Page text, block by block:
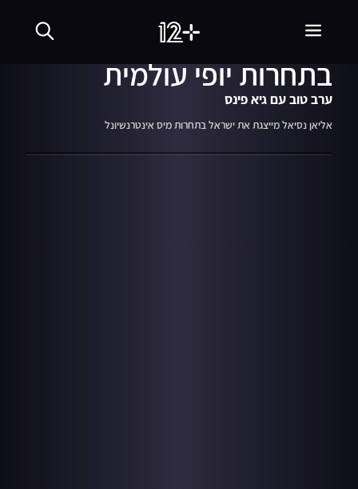
מנער חרדי למתמודדת
בתחרות יופי עולמית
ערב טוב עם גיא פינס
אליאן נסיאל מייצגת את ישראל בתחרות מיס אינטרנשיונל